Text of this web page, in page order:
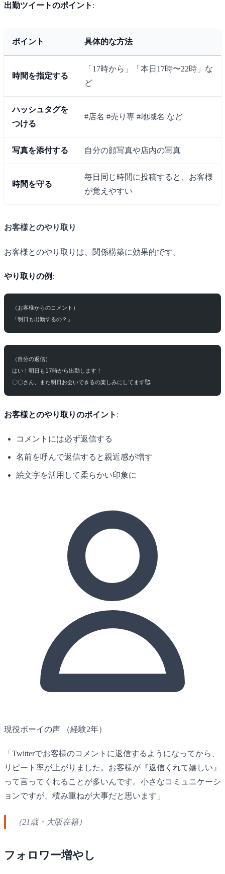
出勤ツイートのポイント :
ポイント 具体的な方法
時間を指定する
「17時から」「本日17時〜22時」な
ど
ハッシュタグを
つける
#店名 #売り専 #地域名 など
写真を添付する 自分の顔写真や店内の写真
時間を守る
毎日同じ時間に投稿すると、お客様
が覚えやすい
お客様とのやり取り
お客様とのやり取りは、関係構築に効果的です。
やり取りの例 :
（お客様からのコメント）
「明日も出勤するの？」
（自分の返信）
はい！明日も17時から出勤します！
〇〇さん、また明日お会いできるの楽しみにしてます🥰
お客様とのやり取りのポイント :
コメントには必ず返信する
名前を呼んで返信すると親近感が増す
絵文字を活用して柔らかい印象に
現役ボーイの声 （経験2年）
「Twitterでお客様のコメントに返信するようになってから、
リピート率が上がりました。お客様が『返信くれて嬉しい』
って言ってくれることが多いんです。小さなコミュニケーシ
ョンですが、積み重ねが大事だと思います」
（21歳・大阪在籍）
フォロワー増やし